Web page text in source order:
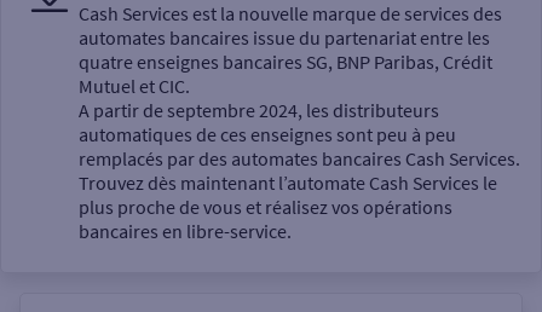
Sélectionnez votre recherche
Un service
Cash Services est la nouvelle marque de services des
automates bancaires issue du partenariat entre les
quatre enseignes bancaires SG, BNP Paribas, Crédit
Mutuel et CIC.
A partir de septembre 2024, les distributeurs
automatiques de ces enseignes sont peu à peu
remplacés par des automates bancaires Cash Services.
Trouvez dès maintenant l’automate Cash Services le
plus proche de vous et réalisez vos opérations
bancaires en libre-service.